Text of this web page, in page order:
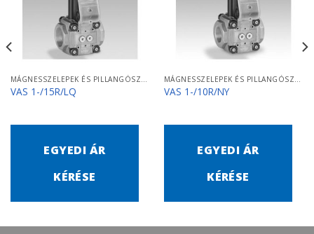
MÁGNESSZELEPEK ÉS PILLANGÓSZELEPEK
VAS 1-/15R/LQ
EGYEDI ÁR
KÉRÉSE
MÁGNESSZELEPEK ÉS PILLANGÓSZELEPEK
VAS 1-/10R/NY
EGYEDI ÁR
KÉRÉSE